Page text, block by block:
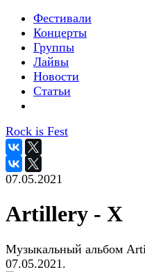
Фестивали
Концерты
Группы
Лайвы
Новости
Статьи
Rock is Fest
07.05.2021
Artillery - X
Музыкальный альбом
07.05.2021.